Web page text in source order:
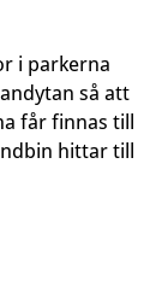
i parkerna
så att
får finnas till
hittar till